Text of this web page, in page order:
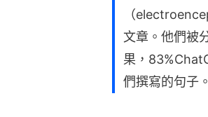
（
文章。他們被
果，
們撰寫的句子。